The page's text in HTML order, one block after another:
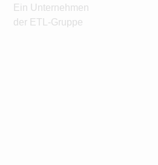
Ein Unternehmen
der ETL-Gruppe